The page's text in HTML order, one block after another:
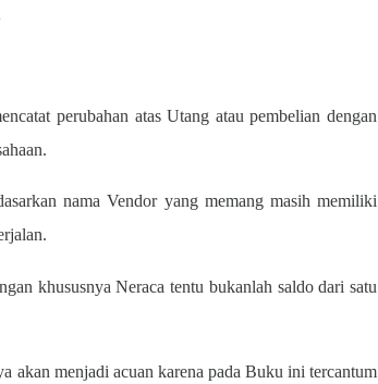
perubahan atas Utang atau pembelian dengan
nama Vendor yang memang masih memiliki
khususnya Neraca tentu bukanlah saldo dari satu
akan menjadi acuan karena pada Buku ini tercantum